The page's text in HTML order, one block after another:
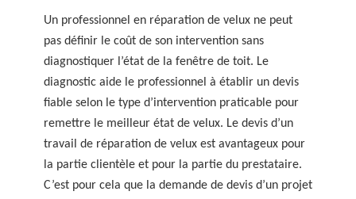
Un professionnel en réparation de velux ne peut
pas définir le coût de son intervention sans
diagnostiquer l’état de la fenêtre de toit. Le
diagnostic aide le professionnel à établir un devis
fiable selon le type d’intervention praticable pour
remettre le meilleur état de velux. Le devis d’un
travail de réparation de velux est avantageux pour
la partie clientèle et pour la partie du prestataire.
C’est pour cela que la demande de devis d’un projet